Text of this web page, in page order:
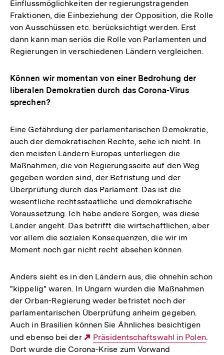
Einflussmöglichkeiten der regierungstragenden
Fraktionen, die Einbeziehung der Opposition, die Rolle
von Ausschüssen etc. berücksichtigt werden. Erst
dann kann man seriös die Rolle von Parlamenten und
Regierungen in verschiedenen Ländern vergleichen.
Können wir momentan von einer Bedrohung der
liberalen Demokratien durch das Corona-Virus
sprechen?
Eine Gefährdung der parlamentarischen Demokratie,
auch der demokratischen Rechte, sehe ich nicht. In
den meisten Ländern Europas unterliegen die
Maßnahmen, die von Regierungsseite auf den Weg
gegeben worden sind, der Befristung und der
Überprüfung durch das Parlament. Das ist die
wesentliche rechtsstaatliche und demokratische
Voraussetzung. Ich habe andere Sorgen, was diese
Länder angeht. Das betrifft die wirtschaftlichen, aber
vor allem die sozialen Konsequenzen, die wir im
Moment noch gar nicht recht absehen können.
Anders sieht es in den Ländern aus, die ohnehin schon
"kippelig" waren. In Ungarn wurden die Maßnahmen
der Orban-Regierung weder befristet noch der
parlamentarischen Überprüfung anheim gegeben.
Auch in Brasilien können Sie Ähnliches besichtigen
und ebenso bei der
Externer
Link:
Präsidentschaftswahl in Polen.
Dort wurde die Corona-Krise zum Vorwand